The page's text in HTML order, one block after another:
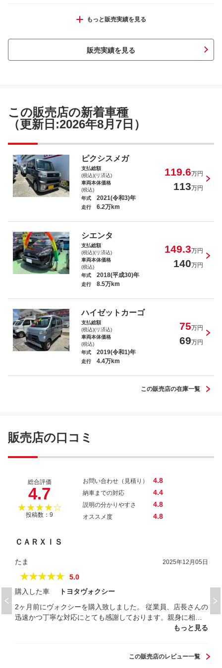
ピクシスメガ Ｌ ＳＡＩＩＩ
シエンタ Ｘ
シエンタ Ｘ
もっと販売実績を見る
販売実績を見る
この販売店の新着車種
（更新日:2026年8月7日）
ピクシスメガ
支払総額
(税込)(リ済込)
119.6万円
車両本体価格
(税込)
113万円
年式 2021(令和3)年
走行 6.2万km
シエンタ
支払総額
(税込)(リ済込)
149.3万円
車両本体価格
(税込)
140万円
年式 2018(平成30)年
走行 8.5万km
ハイゼットカーゴ
支払総額
(税込)(リ済込)
75万円
車両本体価格
(税込)
69万円
年式 2019(令和1)年
走行 4.4万km
この販売店の在庫一覧
販売店の口コミ
総合評価
4.7
★★★★☆
投稿数：9
お問い合わせ（見積り） 4.8
納車までの対応 4.4
説明の分かりやすさ 4.8
オススメ度 4.8
ＣＡＲＸＩＳ
たま 2025年12月05日
★★★★★
5.0
購入した車
トヨタヴォクシー
2ヶ月前にヴォクシーを購入致しました。 従業員、店長さんの
迅速かつ丁寧な対応にとても感謝しております。親身に相談
にも乗っていただき、質がよいいいサービスを受けさせてい
もっと見る
この販売店のレビュー一覧